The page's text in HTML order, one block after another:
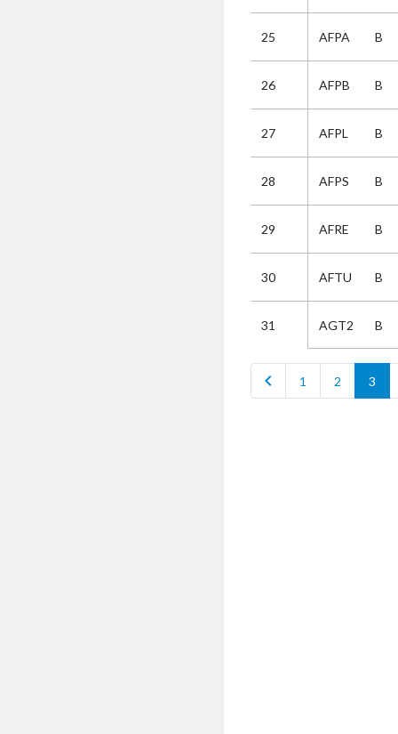
25 AFPA B
26 AFPB B
27 AFPL B
28 AFPS B
29 AFRE B
30 AFTU B
31 AGT2 B
chevron_left 1 2 3